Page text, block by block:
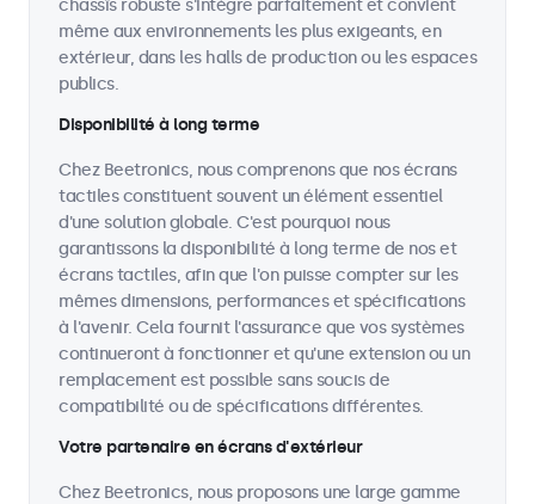
chassîs robuste s'intègre parfaitement et convient
même aux environnements les plus exigeants, en
extérieur, dans les halls de production ou les espaces
publics.
Disponibilité à long terme
Chez Beetronics, nous comprenons que nos écrans
tactiles constituent souvent un élément essentiel
d'une solution globale. C'est pourquoi nous
garantissons la disponibilité à long terme de nos et
écrans tactiles, afin que l'on puisse compter sur les
mêmes dimensions, performances et spécifications
à l'avenir. Cela fournit l'assurance que vos systèmes
continueront à fonctionner et qu'une extension ou un
remplacement est possible sans soucis de
compatibilité ou de spécifications différentes.
Votre partenaire en écrans d'extérieur
Chez Beetronics, nous proposons une large gamme